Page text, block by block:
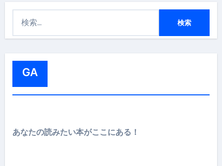
GA
あなたの読みたい本がここにある！